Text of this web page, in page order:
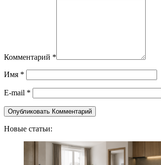
Комментарий *
Имя *
E-mail *
Новые статьи: